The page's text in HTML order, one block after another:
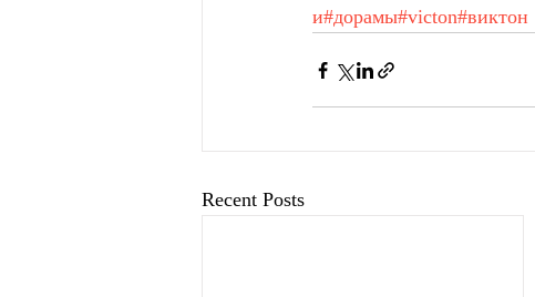
и#дорамы#victon#виктон
Recent Posts